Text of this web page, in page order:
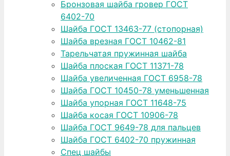
Бронзовая шайба гровер ГОСТ
6402-70
Шайба ГОСТ 13463-77 (стопорная)
Шайба врезная ГОСТ 10462-81
Тарельчатая пружинная шайба
Шайба плоская ГОСТ 11371-78
Шайба увеличенная ГОСТ 6958-78
Шайба ГОСТ 10450-78 уменьшенная
Шайба упорная ГОСТ 11648-75
Шайба косая ГОСТ 10906-78
Шайба ГОСТ 9649-78 для пальцев
Шайба ГОСТ 6402-70 пружинная
Спец шайбы